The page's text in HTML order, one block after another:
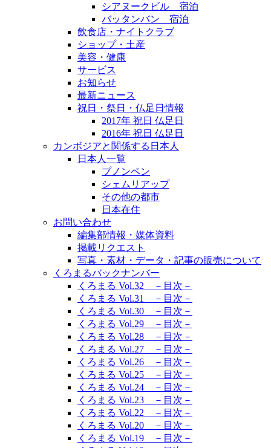
シアヌークビル 宿泊
バッタンバン 宿泊
飲食店・ナイトクラブ
ショップ・土産
美容・健康
サービス
お知らせ
最新ニュース
祝日・祭日・仏足日情報
2017年 祝日 仏足日
2016年 祝日 仏足日
カンボジアと関係する日本人
日本人一覧
プノンペン
シェムリアップ
その他の都市
日本在住
お問い合わせ
編集部情報・媒体資料
掲載リクエスト
写真・素材・データ・記事の販売について
くろまるバックナンバー
くろまる Vol.32 －目次－
くろまる Vol.31 －目次－
くろまる Vol.30 －目次－
くろまる Vol.29 －目次－
くろまる Vol.28 －目次－
くろまる Vol.27 －目次－
くろまる Vol.26 －目次－
くろまる Vol.25 －目次－
くろまる Vol.24 －目次－
くろまる Vol.23 －目次－
くろまる Vol.22 －目次－
くろまる Vol.20 －目次－
くろまる Vol.19 －目次－